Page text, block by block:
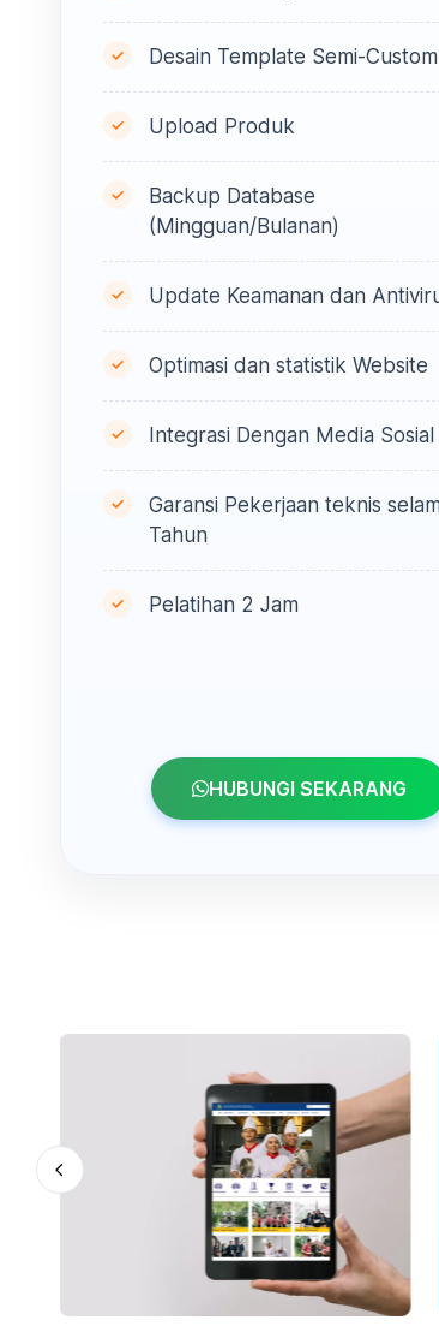
Desain Template Semi-Custom
Upload Produk
Backup Database
(Mingguan/Bulanan)
Update Keamanan dan
Optimasi dan statistik Website
Integrasi Dengan Media Sosial
Garansi Pekerjaan teknis
Tahun
Pelatihan 2 Jam
HUBUNGI SEKARANG